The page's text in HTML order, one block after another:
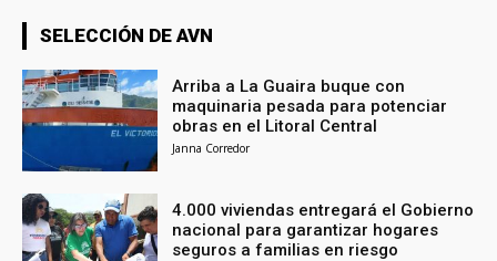
SELECCIÓN DE AVN
Arriba a La Guaira buque con
maquinaria pesada para potenciar
obras en el Litoral Central
Janna Corredor
4.000 viviendas entregará el Gobierno
nacional para garantizar hogares
seguros a familias en riesgo